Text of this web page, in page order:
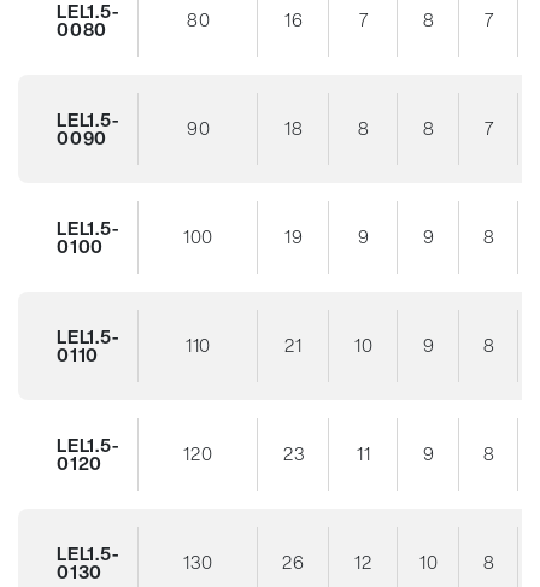
LEL1.5-
0080 80 16 7 8 7
LEL1.5-
0090 90 18 8 8 7
LEL1.5-
0100 100 19 9 9 8
LEL1.5-
0110 110 21 10 9 8
LEL1.5-
0120 120 23 11 9 8
LEL1.5-
0130 130 26 12 10 8